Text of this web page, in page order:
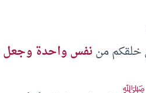
نفس واحدة وجعل